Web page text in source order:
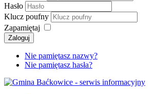
Hasło
Klucz poufny
Zapamiętaj
Zaloguj
Nie pamiętasz nazwy?
Nie pamiętasz hasła?